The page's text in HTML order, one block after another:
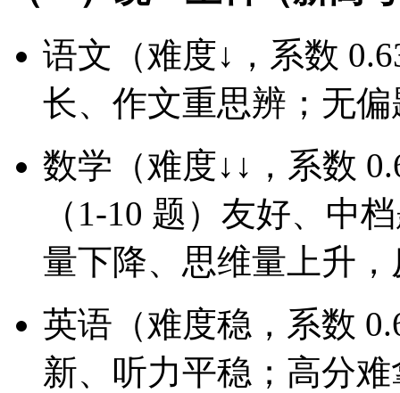
语文（难度↓，系数
长、作文重思辨；无
数学（难度↓↓，系数
（1-10 题）友好、中
量下降、思维量上升
英语（难度稳，系数
新、听力平稳；高分